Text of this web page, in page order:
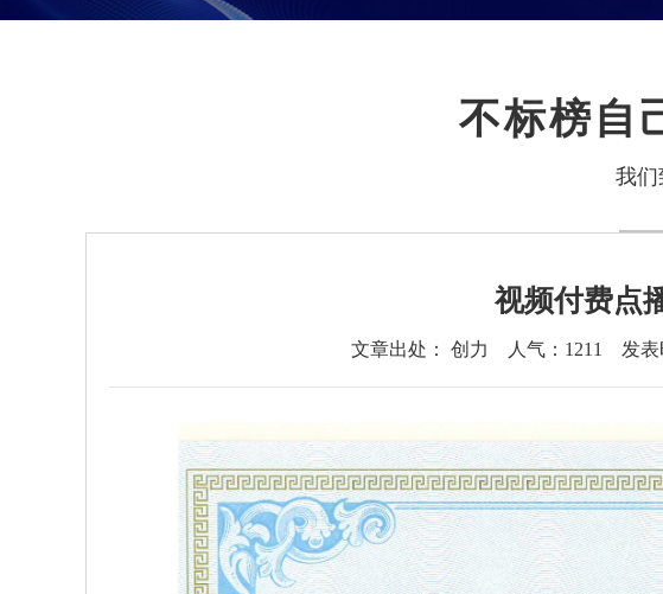
不标榜自
我们
视频付费点
文章出处： 创力 人气： 1211 发表